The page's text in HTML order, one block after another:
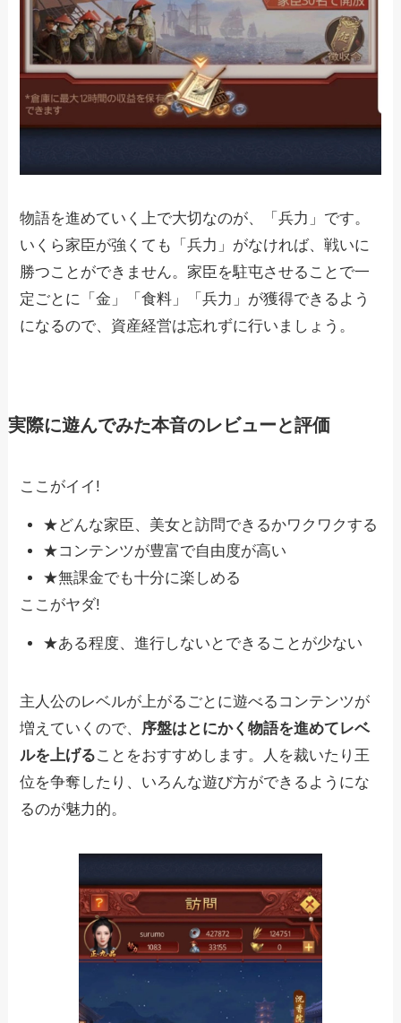
物語を進めていく上で大切なのが、「兵力」です。
いくら家臣が強くても「兵力」がなければ、戦いに
勝つことができません。家臣を駐屯させることで一
定ごとに「金」「食料」「兵力」が獲得できるよう
になるので、資産経営は忘れずに行いましょう。
実際に遊んでみた本音のレビューと評価
ここがイイ!
★どんな家臣、美女と訪問できるかワクワクする
★コンテンツが豊富で自由度が高い
★無課金でも十分に楽しめる
ここがヤダ!
★ある程度、進行しないとできることが少ない
主人公のレベルが上がるごとに遊べるコンテンツが
増えていくので、 序盤はとにかく物語を進めてレベ
ルを上げることをおすすめします。人を裁いたり王
位を争奪したり、いろんな遊び方ができるようにな
るのが魅力的。